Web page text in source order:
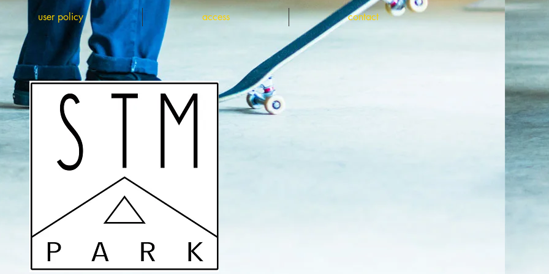
user policy access contact